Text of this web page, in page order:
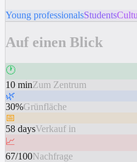
Young professionalsStudents
Auf einen Blick
🕐
10 minZum Zentrum
🌿
30%Grünfläche
📅
58 daysVerkauf in
📈
67/100Nachfrage